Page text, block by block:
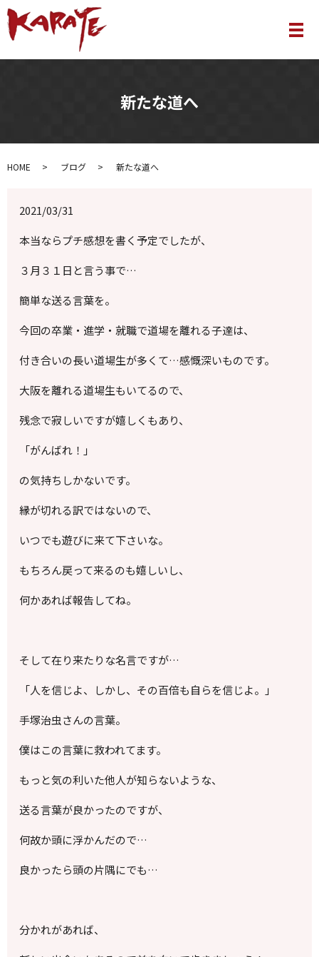
メ
新たな道へ
HOME ブログ 新たな道へ
2021/03/31
本当ならプチ感想を書く予定でしたが、
３月３１日と言う事で…
簡単な送る言葉を。
今回の卒業・進学・就職で道場を離れる子達は、
付き合いの長い道場生が多くて…感慨深いものです。
大阪を離れる道場生もいてるので、
残念で寂しいですが嬉しくもあり、
「がんばれ！」
の気持ちしかないです。
縁が切れる訳ではないので、
いつでも遊びに来て下さいな。
もちろん戻って来るのも嬉しいし、
何かあれば報告してね。
そして在り来たりな名言ですが…
「人を信じよ、しかし、その百倍も自らを信じよ。」
手塚治虫さんの言葉。
僕はこの言葉に救われてます。
もっと気の利いた他人が知らないような、
送る言葉が良かったのですが、
何故か頭に浮かんだので…
良かったら頭の片隅にでも…
分かれがあれば、